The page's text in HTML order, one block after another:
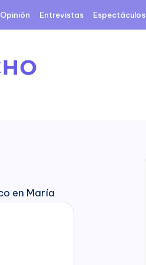
Opinión Entrevistas Espectáculos